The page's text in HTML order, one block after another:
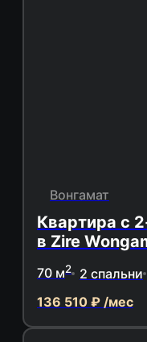
Вонгамат
Квартира с
в Zire
70 м2 2 спальни
136 510 ₽ /мес